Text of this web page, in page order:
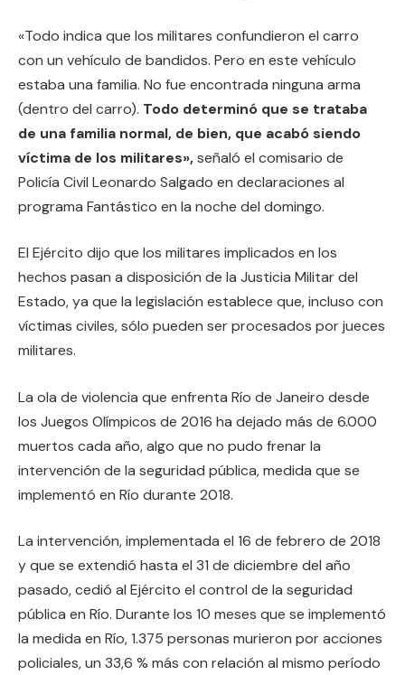
«Todo indica que los militares confundieron el carro
con un vehículo de bandidos. Pero en este vehículo
estaba una familia. No fue encontrada ninguna arma
(dentro del carro). Todo determinó que se trataba
de una familia normal, de bien, que acabó siendo
víctima de los militares»,señaló el comisario de
Policía Civil Leonardo Salgado en declaraciones al
programa Fantástico en la noche del domingo.
El Ejército dijo que los militares implicados en los
hechos pasan a disposición de la Justicia Militar del
Estado, ya que la legislación establece que, incluso con
víctimas civiles, sólo pueden ser procesados por jueces
militares.
La ola de violencia que enfrenta Río de Janeiro desde
los Juegos Olímpicos de 2016 ha dejado más de 6.000
muertos cada año, algo que no pudo frenar la
intervención de la seguridad pública, medida que se
implementó en Río durante 2018.
La intervención, implementada el 16 de febrero de 2018
y que se extendió hasta el 31 de diciembre del año
pasado, cedió al Ejército el control de la seguridad
pública en Río. Durante los 10 meses que se implementó
la medida en Río, 1.375 personas murieron por acciones
policiales, un 33,6 % más con relación al mismo período